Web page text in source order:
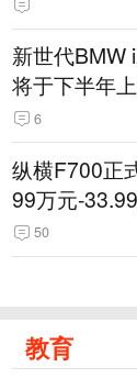
新世代BMW
将于下半年
6
纵横F700正
99万元-
50
教育